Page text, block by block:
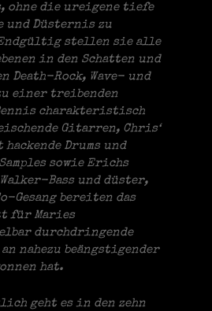
ohne die ureigene tiefe
und Düsternis zu
stellen sie alle
in den Schatten und
Death-Rock, Wave- und
einer treibenden
charakteristisch
Gitarren, Chris‘
Drums und
sowie Erichs
Bass und düster,
Gesang bereiten das
für Maries
durchdringende
nahezu beängstigender
hat.
geht es in den zehn